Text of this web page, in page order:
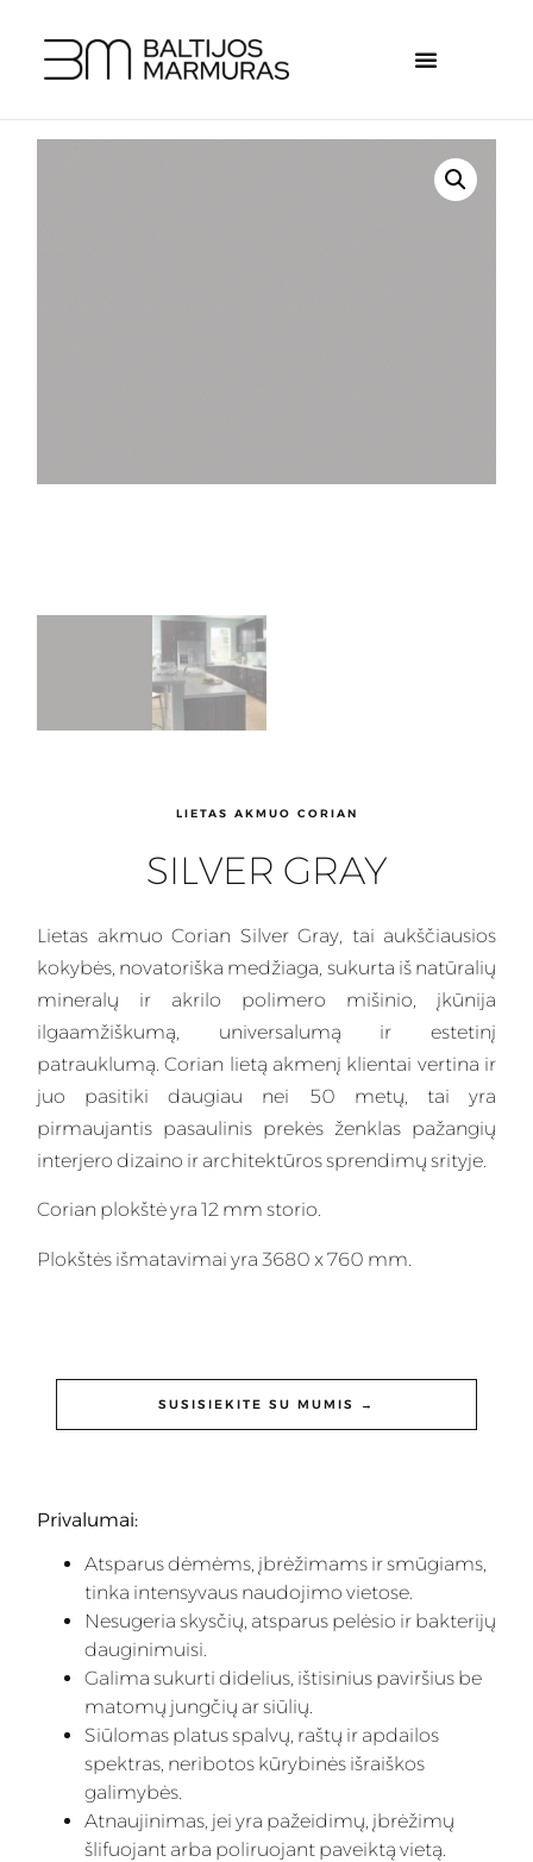
LIETAS AKMUO CORIAN
SILVER GRAY
Lietas akmuo Corian Silver Gray, tai aukščiausios
kokybės, novatoriška medžiaga, sukurta iš natūralių
mineralų ir akrilo polimero mišinio, įkūnija
ilgaamžiškumą, universalumą ir estetinį
patrauklumą.Corian lietą akmenį klientai vertina ir
juo pasitiki daugiau nei 50 metų, tai yra
pirmaujantis pasaulinis prekės ženklas pažangių
interjero dizaino ir architektūros sprendimų srityje.
Corian plokštė yra 12 mm storio.
Plokštės išmatavimai yra 3680 x 760 mm.
SUSISIEKITE SU MUMIS →
Privalumai:
Atsparus dėmėms, įbrėžimams ir smūgiams,
tinka intensyvaus naudojimo vietose.
Nesugeria skysčių, atsparus pelėsio ir bakterijų
dauginimuisi.
Galima sukurti didelius, ištisinius paviršius be
matomų jungčių ar siūlių.
Siūlomas platus spalvų, raštų ir apdailos
spektras, neribotos kūrybinės išraiškos
galimybės.
Atnaujinimas, jei yra pažeidimų, įbrėžimų
šlifuojant arba poliruojant paveiktą vietą.